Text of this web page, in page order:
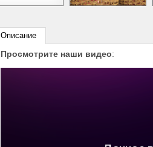
Описание
Просмотрите наши видео: